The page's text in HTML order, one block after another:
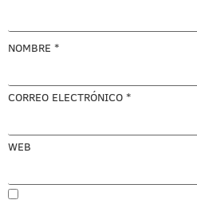
NOMBRE *
CORREO ELECTRÓNICO *
WEB